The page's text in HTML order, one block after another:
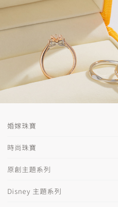
婚嫁珠寶
時尚珠寶
原創主題系列
Disney 主題系列